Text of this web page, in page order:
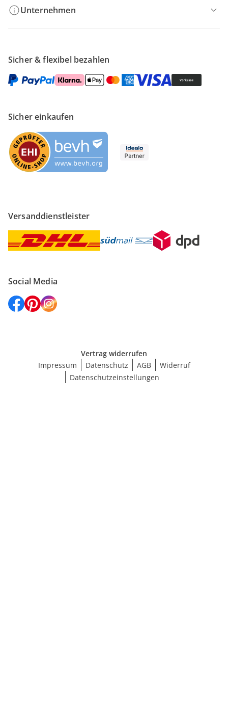
Unternehmen
Sicher & flexibel bezahlen
Sicher einkaufen
Versanddienstleister
Social Media
Vertrag widerrufen
Impressum
Datenschutz AGB
Widerruf
Datenschutzeinstellungen